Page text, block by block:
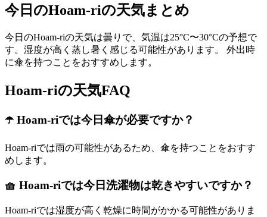
今日のHoam-riの天気まとめ
今日のHoam-riの天気は曇りで、気温は25°C〜30°Cの予想で
す。湿度が高く蒸し暑く感じる可能性があります。 外出時
に傘を持つことをおすすめします。
Hoam-riの天気FAQ
☂️ Hoam-riでは今日傘が必要ですか？
Hoam-riでは雨の可能性があるため、傘を持つことをおすす
めします。
🧺 Hoam-riでは今日洗濯物は乾きやすいですか？
Hoam-riでは湿度が高く乾燥に時間がかかる可能性がありま